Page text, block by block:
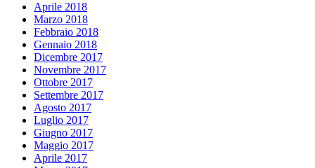
Aprile 2018
Marzo 2018
Febbraio 2018
Gennaio 2018
Dicembre 2017
Novembre 2017
Ottobre 2017
Settembre 2017
Agosto 2017
Luglio 2017
Giugno 2017
Maggio 2017
Aprile 2017